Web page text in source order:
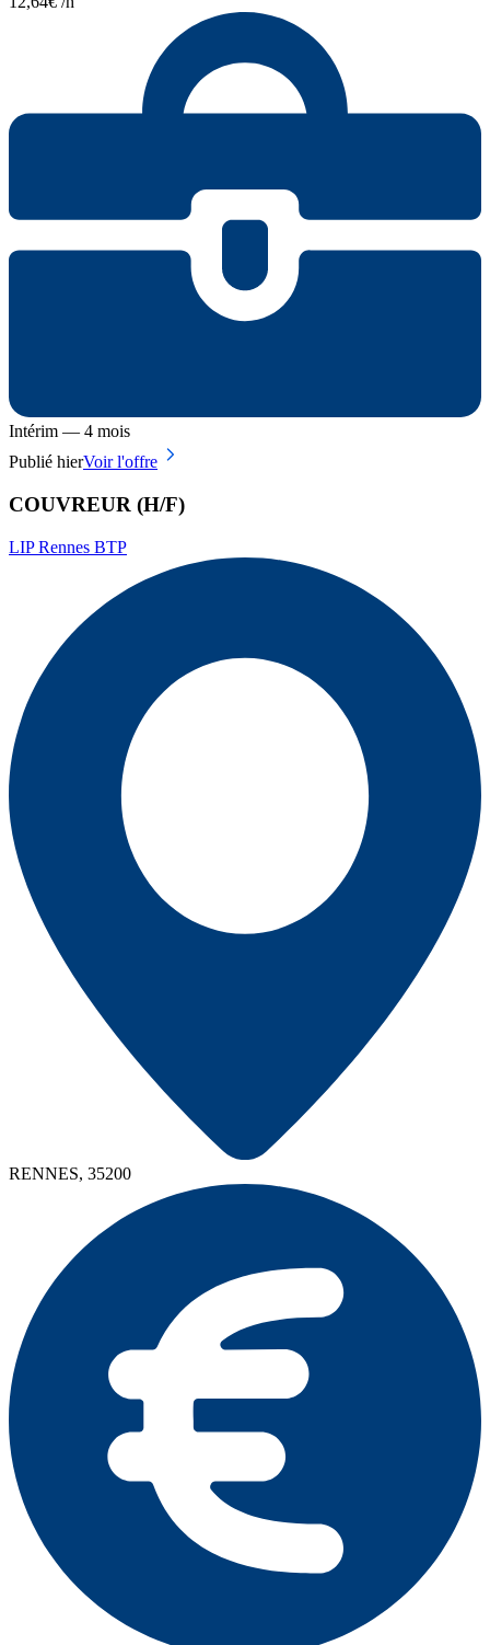
Intérim — 4 mois
Publié hierVoir l'offre
COUVREUR (H/F)
LIP Rennes BTP
RENNES, 35200